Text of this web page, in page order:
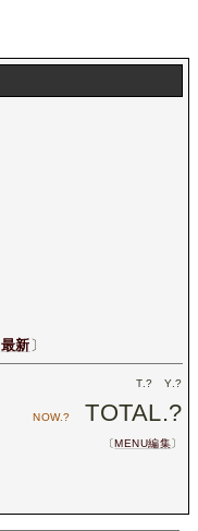
最新〕
T.? Y.?
NOW.? TOTAL.?
〔MENU編集〕